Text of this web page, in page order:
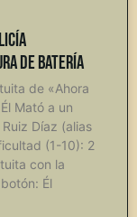
de Batería
de «Ahora
Mató a un
Díaz (alias
(1-10): 2
con la
Él